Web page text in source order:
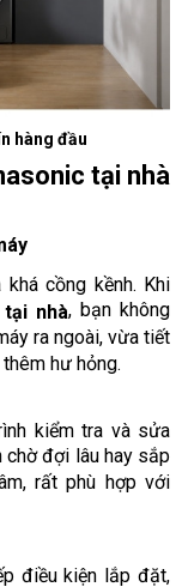
hàng đầu
tại nhà
cồng kềnh. Khi
nhà, bạn không
ra ngoài, vừa tiết
hư hỏng.
kiểm tra và sửa
chờ đợi lâu hay sắp
rất phù hợp với
điều kiện lắp đặt,